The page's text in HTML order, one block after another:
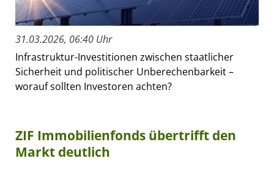
31.03.2026, 06:40 Uhr
Infrastruktur-Investitionen zwischen staatlicher
Sicherheit und politischer Unberechenbarkeit –
worauf sollten Investoren achten?
ZIF Immobilienfonds übertrifft den
Markt deutlich